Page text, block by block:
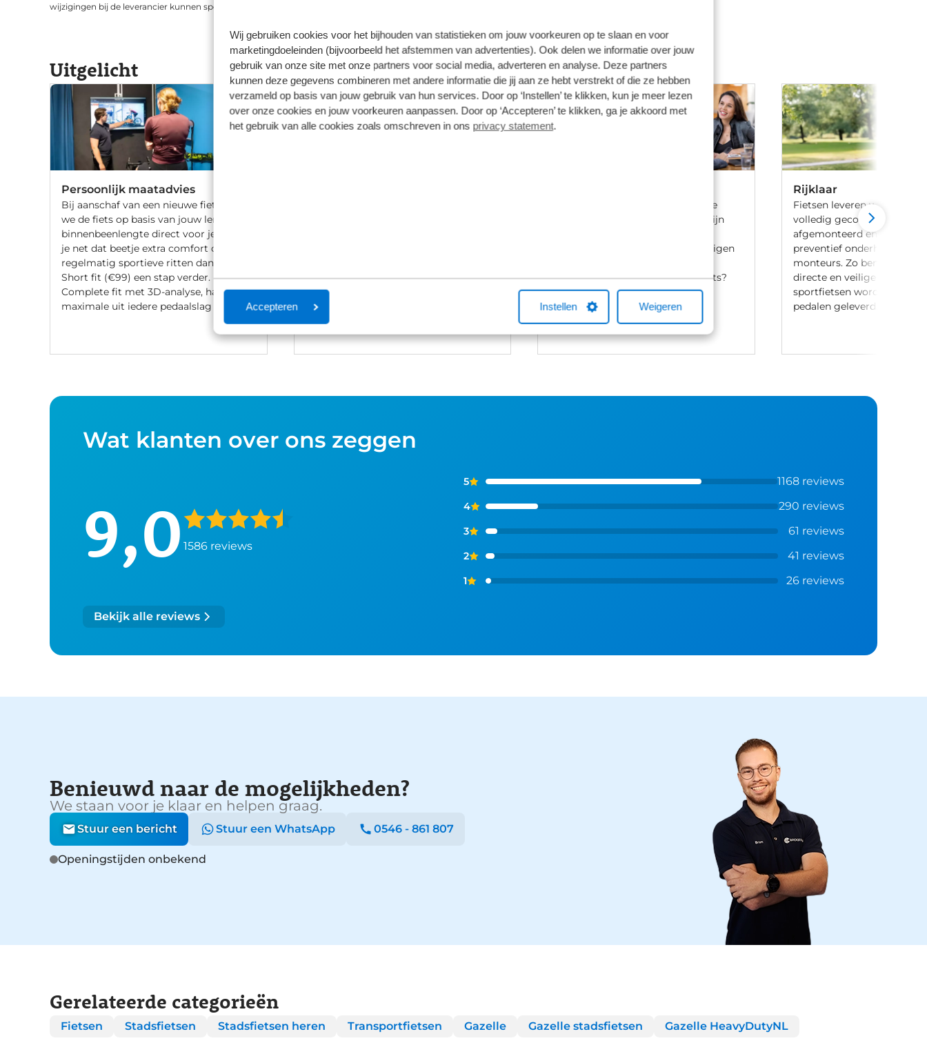
Wij gebruiken cookies voor het bijhouden van statistieken om jouw voorkeuren op te slaan en voor
marketingdoeleinden (bijvoorbeeld het afstemmen van advertenties). Ook delen we informatie over jouw
gebruik van onze site met onze partners voor social media, adverteren en analyse. Deze partners
kunnen deze gegevens combineren met andere informatie die jij aan ze hebt verstrekt of die ze hebben
verzameld op basis van jouw gebruik van hun services. Door op ‘Instellen’ te klikken, kun je meer lezen
over onze cookies en jouw voorkeuren aanpassen. Door op ‘Accepteren’ te klikken, ga je akkoord met
het gebruik van alle cookies zoals omschreven in ons privacy statement.
Accepteren Instellen Weigeren
wijzigingen bij de leverancier kunnen specificaties afwijken.
Uitgelicht
Persoonlijk maatadvies
Bij aanschaf van een nieuwe fiets stellen
we de fiets op basis van jouw lengte en
binnenbeenlengte direct voor je af. Wil
je net dat beetje extra comfort of fiets je
regelmatig sportieve ritten dan gaat de
Short fit (€99) een stap verder. Met een
Complete fit met 3D-analyse, haal je het
maximale uit iedere pedaalslag (€249).
aankoop bellen we je altijd om te
helpen met een fietsverzekering. Het
afsluiten hiervan is niet verplicht.
Bij Broekhuis ben je aan het goede
adres om een fiets te leasen. Wij zijn
maatschappijen en hebben onze eigen
vragen over het leasen van een fiets?
Neem gerust contact met ons op.
Rijklaar
Fietsen leveren we 100%
volledig gecontroleerd,
afgemonteerd en voorzien
preventief onderhoud door
monteurs. Zo ben je
directe en veilige ritten. Let
sportfietsen worden
pedalen geleverd.
Wat klanten over ons zeggen
9,0 1586 reviews
5 1168 reviews
4 290 reviews
3 61 reviews
2 41 reviews
1 26 reviews
Bekijk alle reviews
Benieuwd naar de mogelijkheden?
We staan voor je klaar en helpen graag.
Stuur een bericht Stuur een WhatsApp 0546 - 861 807
Openingstijden onbekend
Gerelateerde categorieën
Fietsen Stadsfietsen Stadsfietsen heren Transportfietsen Gazelle Gazelle stadsfietsen Gazelle HeavyDutyNL